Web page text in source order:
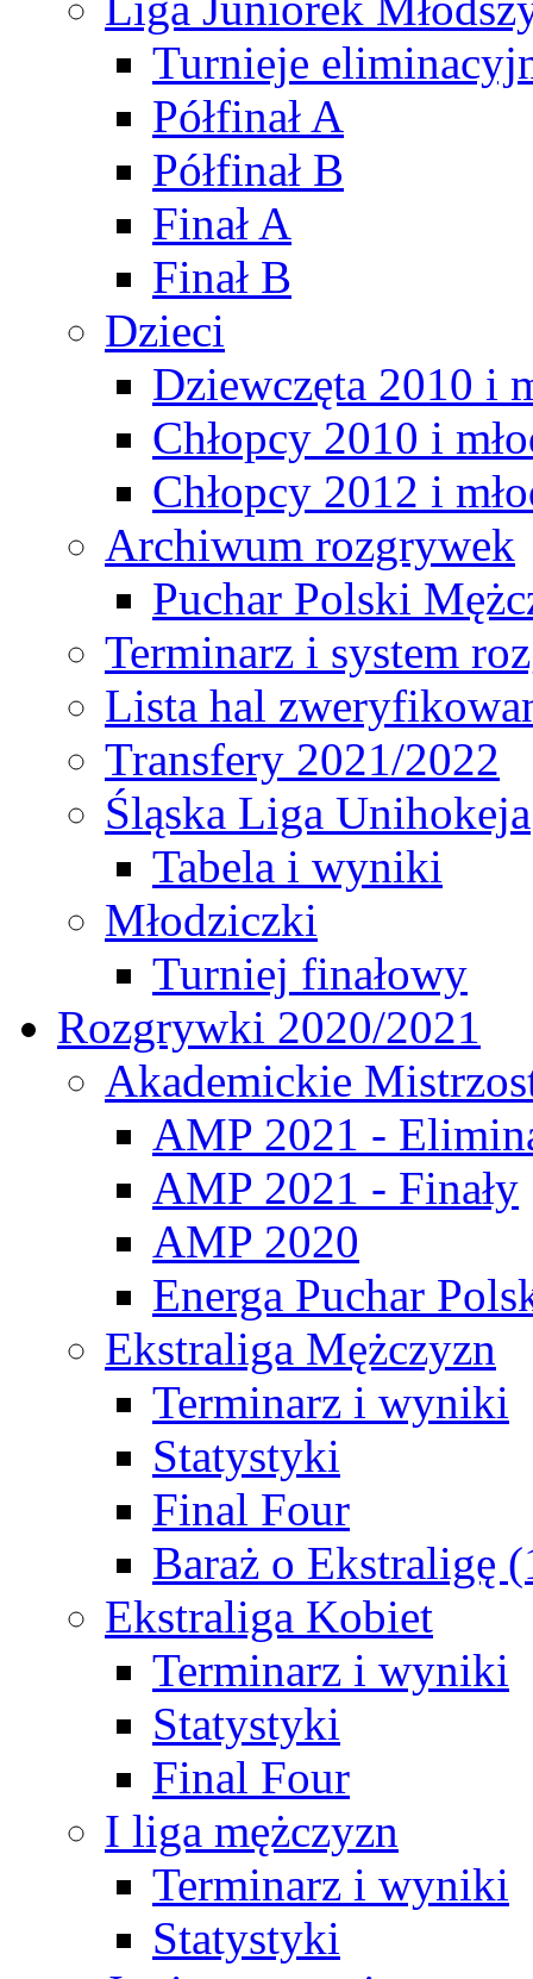
Turnieje
Półfinał A
Półfinał B
Finał A
Finał B
Dzieci
Dziewczęta 2010 i
Chłopcy 2010 i
Chłopcy 2012 i
Archiwum rozgrywek
Puchar Polski
Terminarz i system
Lista hal
Transfery 2021/2022
Śląska Liga Unihokeja
Tabela i wyniki
Młodziczki
Turniej finałowy
Rozgrywki 2020/2021
Akademickie
AMP 2021 -
AMP 2021 - Finały
AMP 2020
Energa Puchar
Ekstraliga Mężczyzn
Terminarz i wyniki
Statystyki
Final Four
Baraż o Ekstraligę
Ekstraliga Kobiet
Terminarz i wyniki
Statystyki
Final Four
I liga mężczyzn
Terminarz i wyniki
Statystyki